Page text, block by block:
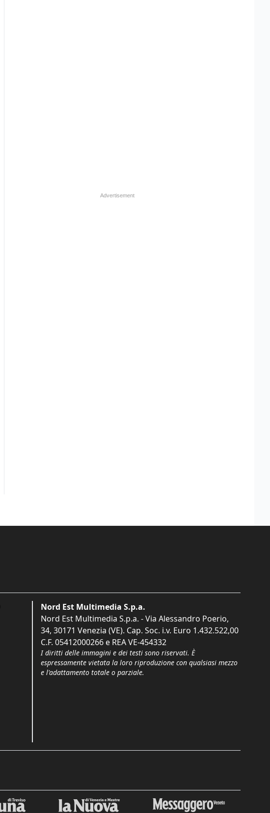
Nord Est Multimedia S.p.a.
Nord Est Multimedia S.p.a. - Via Alessandro Poerio,
34, 30171 Venezia (VE). Cap. Soc. i.v. Euro 1.432.522,00
C.F. 05412000266 e REA VE-454332
I diritti delle immagini e dei testi sono riservati. È
espressamente vietata la loro riproduzione con qualsiasi mezzo
e l'adattamento totale o parziale.